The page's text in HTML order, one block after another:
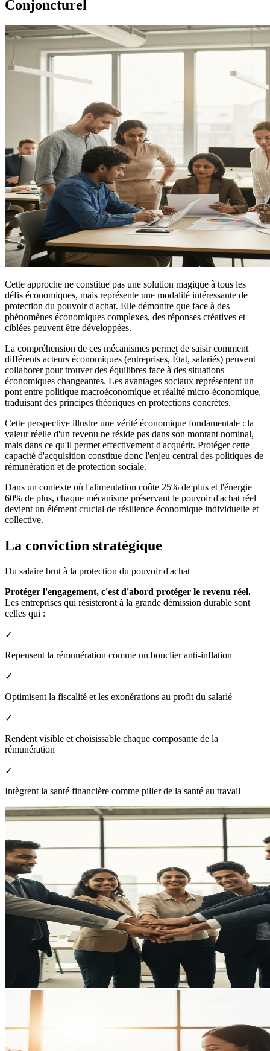
Conjoncturel
Cette approche ne constitue pas une solution magique à tous les
défis économiques, mais représente une modalité intéressante de
protection du pouvoir d'achat. Elle démontre que face à des
phénomènes économiques complexes, des réponses créatives et
ciblées peuvent être développées.
La compréhension de ces mécanismes permet de saisir comment
différents acteurs économiques (entreprises, État, salariés) peuvent
collaborer pour trouver des équilibres face à des situations
économiques changeantes. Les avantages sociaux représentent un
pont entre politique macroéconomique et réalité micro-économique,
traduisant des principes théoriques en protections concrètes.
Cette perspective illustre une vérité économique fondamentale : la
valeur réelle d'un revenu ne réside pas dans son montant nominal,
mais dans ce qu'il permet effectivement d'acquérir. Protéger cette
capacité d'acquisition constitue donc l'enjeu central des politiques de
rémunération et de protection sociale.
Dans un contexte où l'alimentation coûte 25% de plus et l'énergie
60% de plus, chaque mécanisme préservant le pouvoir d'achat réel
devient un élément crucial de résilience économique individuelle et
collective.
La conviction stratégique
Du salaire brut à la protection du pouvoir d'achat
Protéger l'engagement, c'est d'abord protéger le revenu réel.
Les entreprises qui résisteront à la grande démission durable sont
celles qui :
✓
Repensent la rémunération comme un bouclier anti-inflation
✓
Optimisent la fiscalité et les exonérations au profit du salarié
✓
Rendent visible et choisissable chaque composante de la
rémunération
✓
Intègrent la santé financière comme pilier de la santé au travail